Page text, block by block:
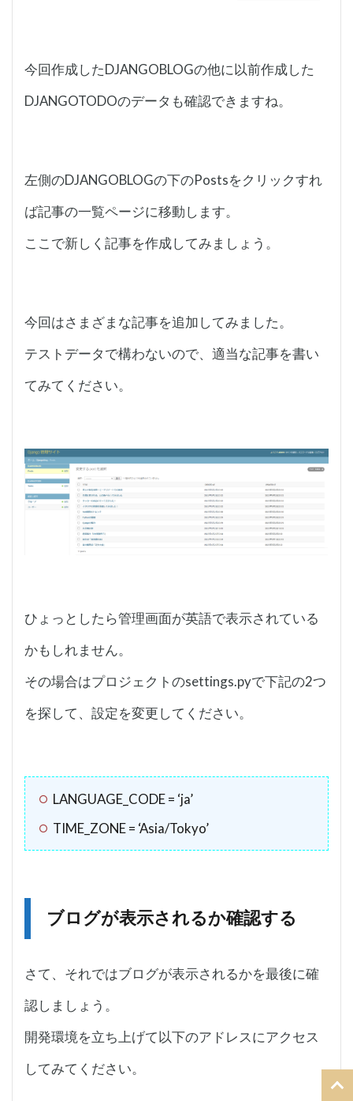
今回作成したDJANGOBLOGの他に以前作成した
DJANGOTODOのデータも確認できますね。
左側のDJANGOBLOGの下のPostsをクリックすれ
ば記事の一覧ページに移動します。
ここで新しく記事を作成してみましょう。
今回はさまざまな記事を追加してみました。
テストデータで構わないので、適当な記事を書い
てみてください。
ひょっとしたら管理画面が英語で表示されている
かもしれません。
その場合はプロジェクトのsettings.pyで下記の2つ
を探して、設定を変更してください。
LANGUAGE_CODE = ‘ja’
TIME_ZONE = ‘Asia/Tokyo’
ブログが表示されるか確認する
さて、それではブログが表示されるかを最後に確
認しましょう。
開発環境を立ち上げて以下のアドレスにアクセス
してみてください。